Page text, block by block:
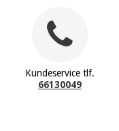
Kundeservice tlf.
66130049